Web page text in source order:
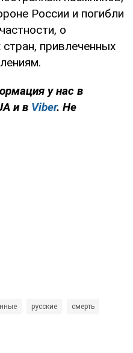
России и погибли
о
привлеченных
у нас в
и в Viber. Не
русские смерть